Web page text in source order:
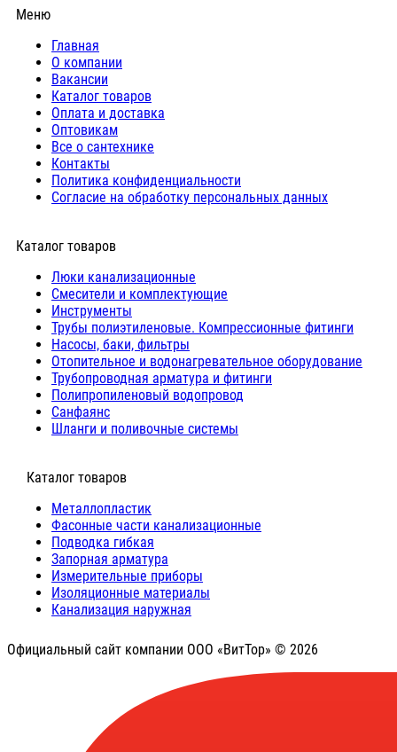
Меню
Главная
О компании
Вакансии
Каталог товаров
Оплата и доставка
Оптовикам
Все о сантехнике
Контакты
Политика конфиденциальности
Согласие на обработку персональных данных
Каталог товаров
Люки канализационные
Cмесители и комплектующие
Инструменты
Трубы полиэтиленовые. Компрессионные фитинги
Насосы, баки, фильтры
Отопительное и водонагревательное оборудование
Трубопроводная арматура и фитинги
Полипропиленовый водопровод
Санфаянс
Шланги и поливочные системы
⠀Каталог товаров
Металлопластик
Фасонные части канализационные
Подводка гибкая
Запорная арматура
Измерительные приборы
Изоляционные материалы
Канализация наружная
Официальный сайт компании ООО «ВитТор» © 2026